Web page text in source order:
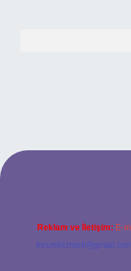
giriş
Reklam ve İletişim: E-